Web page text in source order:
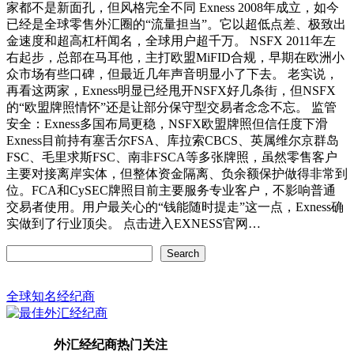
家都不是新面孔，但风格完全不同 Exness 2008年成立，如今
已经是全球零售外汇圈的“流量担当”。它以超低点差、极致出
金速度和超高杠杆闻名，全球用户超千万。 NSFX 2011年左
右起步，总部在马耳他，主打欧盟MiFID合规，早期在欧洲小
众市场有些口碑，但最近几年声音明显小了下去。 老实说，
再看这两家，Exness明显已经甩开NSFX好几条街，但NSFX
的“欧盟牌照情怀”还是让部分保守型交易者念念不忘。 监管
安全：Exness多国布局更稳，NSFX欧盟牌照但信任度下滑
Exness目前持有塞舌尔FSA、库拉索CBCS、英属维尔京群岛
FSC、毛里求斯FSC、南非FSCA等多张牌照，虽然零售客户
主要对接离岸实体，但整体资金隔离、负余额保护做得非常到
位。FCA和CySEC牌照目前主要服务专业客户，不影响普通
交易者使用。用户最关心的“钱能随时提走”这一点，Exness确
实做到了行业顶尖。 点击进入EXNESS官网…
Search
全球知名经纪商
外汇经纪商热门关注